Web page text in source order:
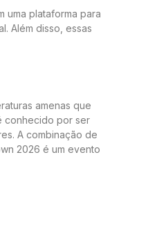
uma plataforma para
Além disso, essas
amenas que
conhecido por ser
A combinação de
2026 é um evento